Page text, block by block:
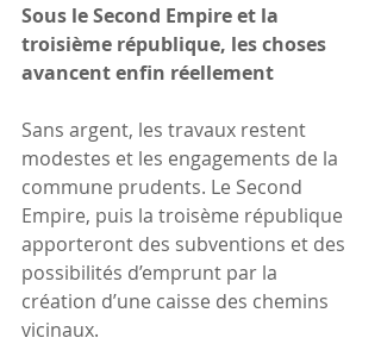
Sous le Second Empire et la
troisième république, les choses
avancent enfin réellement
Sans argent, les travaux restent
modestes et les engagements de la
commune prudents. Le Second
Empire, puis la troisème république
apporteront des subventions et des
possibilités d’emprunt par la
création d’une caisse des chemins
vicinaux.